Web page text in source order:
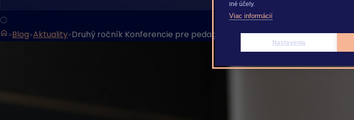
Blog Aktuality Druhý ročník Konferencie pre pedagógov
iné účely.
Viac informácií
Nastavenia